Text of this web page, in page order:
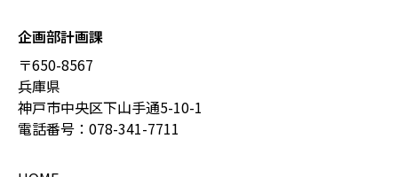
企画部計画課
〒650-8567
兵庫県
神戸市中央区下山手通5-10-1
電話番号： 078-341-7711